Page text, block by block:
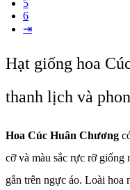
5
6
⇥
Hạt giống hoa
thanh lịch và
Hoa Cúc Huân Chương
cỡ và màu sắc rực rỡ
gắn trên ngực áo. Loài hoa